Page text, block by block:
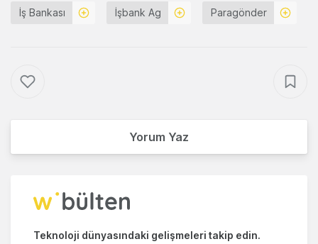
İş Bankası İşbank Ag Paragönder
Yorum Yaz
Teknoloji dünyasındaki gelişmeleri takip edin.